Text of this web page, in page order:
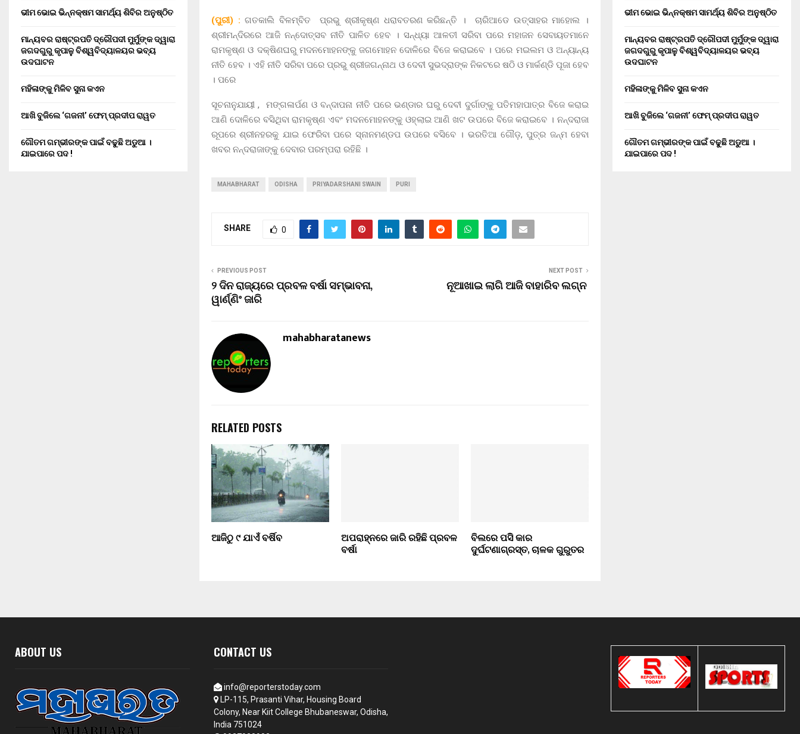
(ପୁରୀ) : ଗତକାଲି ବିଳମ୍ବିତ ପ୍ରଭୁ ଶ୍ରୀକୃଷ୍ଣ ଧରାବତରଣ କରିଛନ୍ତି । ଚାରିଆଡେ ଉତ୍ସାହର ମାହୋଲ ।
ଶ୍ରୀମନ୍ଦିରରେ ଆଜି ନନ୍ଦୋତ୍ସବ ନୀତି ପାଳିତ ହେବ । ସନ୍ଧ୍ୟା ଆଳତୀ ସରିବା ପରେ ମହାଜନ ସେବାୟତମାନେ
ରାମକୃଷ୍ଣ ଓ ଦକ୍ଷିଣଘରୁ ମଦନମୋହନଙ୍କୁ ଜଗମୋହନ ଦୋଳିରେ ବିଜେ କରାଇବେ । ପରେ ମଇଲମ ଓ ଅନ୍ୟାନ୍ୟ
ନୀତି ହେବ । ଏହି ନୀତି ସରିବା ପରେ ପ୍ରଭୁ ଶ୍ରୀଜଗନ୍ନାଥ ଓ ଦେବୀ ସୁଭଦ୍ରାଙ୍କ ନିକଟରେ ଷଠି ଓ ମାର୍କଣ୍ଡି ପୂଜା ହେବ
। ପରେ
ସୂଚନାନୁଯାୟୀ , ମଙ୍ଗଳାର୍ପଣ ଓ ବନ୍ଦାପନା ନୀତି ପରେ ଭଣ୍ଡାର ଘରୁ ଦେବୀ ଦୁର୍ଗାଙ୍କୁ ପତିମହାପାତ୍ର ବିଜେ କରାଇ
ଆଣି ଦୋଳିରେ ବସିଥିବା ରାମକୃଷ୍ଣ ଏବଂ ମଦନମୋହନଙ୍କୁ ଓହ୍ଲାଇ ଆଣି ଖଟ ଉପରେ ବିଜେ କରାଇବେ । ନନ୍ଦରାଜା
ରୂପରେ ଶ୍ରୀନହରକୁ ଯାଇ ଫେରିବା ପରେ ସ୍ନାନମଣ୍ଡପ ଉପରେ ବସିବେ । ଭରତିଆ ଗୌଡ଼, ପୁତ୍ର ଜନ୍ମ ହେବା
ଖବର ନନ୍ଦରାଜାଙ୍କୁ ଦେବାର ପରମ୍ପରା ରହିଛି ।
MAHABHARAT ODISHA PRIYADARSHANI SWAIN PURI
SHARE 0
PREVIOUS POST
୨ ଦିନ ରାଜ୍ୟରେ ପ୍ରବଳ ବର୍ଷା ସମ୍ଭାବନା,
ୱାର୍ଣ୍ଣିଂ ଜାରି
NEXT POST
ନୂଆଖାଇ ଲାଗି ଆଜି ବାହାରିବ ଲଗ୍ନ
mahabharatanews
RELATED POSTS
ଆଜିଠୁ ୯ ଯାଏଁ ବର୍ଷିବ ଅପରାହ୍ନରେ ଜାରି ରହିଛି ପ୍ରବଳ
ବର୍ଷା
ବିଲରେ ପସିି କାର
ଦୁର୍ଘଟଣାଗ୍ରସ୍ତ, ଚାଳକ ଗୁରୁତର
ଭୀମ ଭୋଇ ଭିନ୍ନକ୍ଷମ ସାମର୍ଥ୍ୟ ଶିବିର ଅନୁଷ୍ଠିତ
ମାନ୍ୟବର ରାଷ୍ଟ୍ରପତି ଦ୍ରୌପଦୀ ମୁର୍ମୁଙ୍କ ଦ୍ୱାରା
ଜଗଦଗୁରୁ କୃପାଳୁ ବିଶ୍ୱବିଦ୍ୟାଳୟର ଭବ୍ୟ
ଉଦଘାଟନ
ମହିଳାଙ୍କୁ ମିଳିବ ସୁନା କଏନ
ଆଖି ବୁଜିଲେ ‘ଗଜନୀ’ ଫେମ୍ ପ୍ରଦୀପ ରାୱତ
ଗୌତମ ଗମ୍ଭୀରଙ୍କ ପାଇଁ ବଢୁଛି ଅଡୁଆ ।
ଯାଇପାରେ ପଦ !
ଭୀମ ଭୋଇ ଭିନ୍ନକ୍ଷମ ସାମର୍ଥ୍ୟ ଶିବିର ଅନୁଷ୍ଠିତ
ମାନ୍ୟବର ରାଷ୍ଟ୍ରପତି ଦ୍ରୌପଦୀ ମୁର୍ମୁଙ୍କ ଦ୍ୱାରା
ଜଗଦଗୁରୁ କୃପାଳୁ ବିଶ୍ୱବିଦ୍ୟାଳୟର ଭବ୍ୟ
ଉଦଘାଟନ
ମହିଳାଙ୍କୁ ମିଳିବ ସୁନା କଏନ
ଆଖି ବୁଜିଲେ ‘ଗଜନୀ’ ଫେମ୍ ପ୍ରଦୀପ ରାୱତ
ଗୌତମ ଗମ୍ଭୀରଙ୍କ ପାଇଁ ବଢୁଛି ଅଡୁଆ ।
ଯାଇପାରେ ପଦ !
ABOUT US CONTACT US
info@reporterstoday.com
LP-115, Prasanti Vihar, Housing Board
Colony, Near Kiit College Bhubaneswar, Odisha,
India 751024